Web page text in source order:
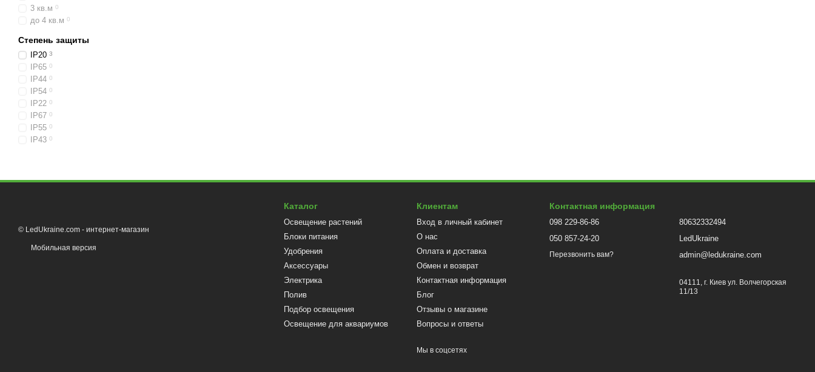
3 кв.м 0
до 4 кв.м 0
Степень защиты
IP20 3
IP65 0
IP44 0
IP54 0
IP22 0
IP67 0
IP55 0
IP43 0
© LedUkraine.com - интернет-магазин
Мобильная версия
Каталог
Освещение растений
Блоки питания
Удобрения
Аксессуары
Электрика
Полив
Подбор освещения
Освещение для аквариумов
Клиентам
Вход в личный кабинет
О нас
Оплата и доставка
Обмен и возврат
Контактная информация
Блог
Отзывы о магазине
Вопросы и ответы
Мы в соцсетях
Контактная информация
098 229-86-86
050 857-24-20
Перезвонить вам?
80632332494
LedUkraine
admin@ledukraine.com
04111, г. Киев ул. Волчегорская
11/13